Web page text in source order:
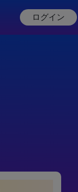
ログイン